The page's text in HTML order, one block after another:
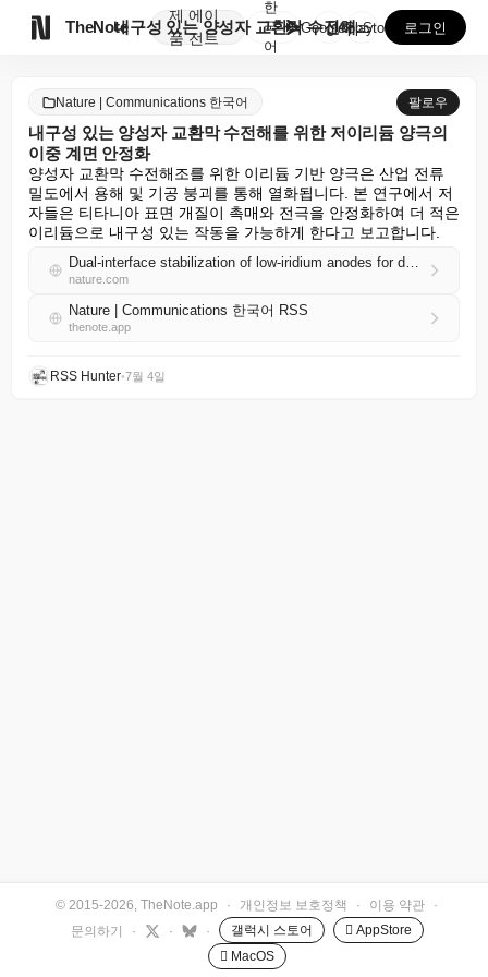
TheNote
제
품
에이
전트
내구성 있는 양성자 교환막 수전해를 위한 저이리듐 양극...
한
국
어
GooglePlay
AppStore 로그인
Nature | Communications 한국어 팔로우
내구성 있는 양성자 교환막 수전해를 위한 저이리듐 양극의
이중 계면 안정화
양성자 교환막 수전해조를 위한 이리듐 기반 양극은 산업 전류
밀도에서 용해 및 기공 붕괴를 통해 열화됩니다. 본 연구에서 저
자들은 티타니아 표면 개질이 촉매와 전극을 안정화하여 더 적은
이리듐으로 내구성 있는 작동을 가능하게 한다고 보고합니다.
Dual-interface stabilization of low-iridium anodes for durable proton exchange membrane water electrolysis
nature.com
Nature | Communications 한국어 RSS
thenote.app
RSS Hunter•7월 4일
© 2015-2026, TheNote.app · 개인정보 보호정책 · 이용 약관
·
문의하기
· · · 갤럭시 스토어
 AppStore
 MacOS